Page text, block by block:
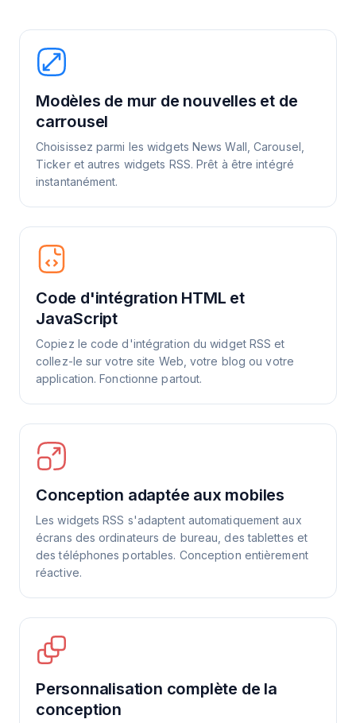
Modèles de mur de nouvelles et de
carrousel
Choisissez parmi les widgets News Wall, Carousel,
Ticker et autres widgets RSS. Prêt à être intégré
instantanément.
Code d'intégration HTML et
JavaScript
Copiez le code d'intégration du widget RSS et
collez-le sur votre site Web, votre blog ou votre
application. Fonctionne partout.
Conception adaptée aux mobiles
Les widgets RSS s'adaptent automatiquement aux
écrans des ordinateurs de bureau, des tablettes et
des téléphones portables. Conception entièrement
réactive.
Personnalisation complète de la
conception